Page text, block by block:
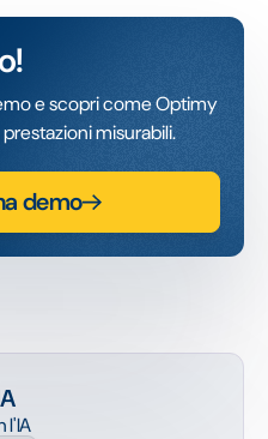
l'IA
e scopri come Optimy
misurabili.
demo